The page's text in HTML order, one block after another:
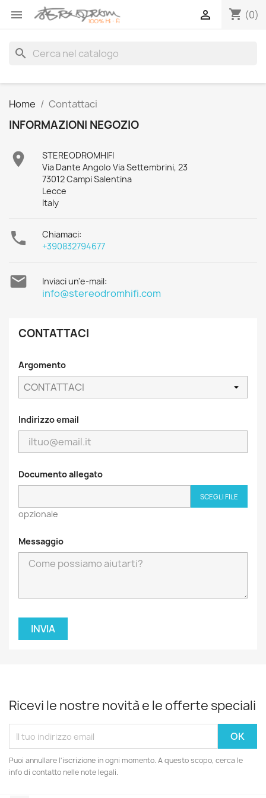
 shopping_cart (0)

search
Home Contattaci
INFORMAZIONI NEGOZIO

STEREODROMHIFI
Via Dante Angolo Via Settembrini, 23
73012 Campi Salentina
Lecce
Italy

Chiamaci:
+390832794677
 Inviaci un'e-mail:
info@stereodromhifi.com
CONTATTACI
Argomento
Indirizzo email
Documento allegato
SCEGLI FILE
opzionale
Messaggio
Ricevi le nostre novità e le offerte speciali
Puoi annullare l'iscrizione in ogni momento. A questo scopo, cerca le
info di contatto nelle note legali.